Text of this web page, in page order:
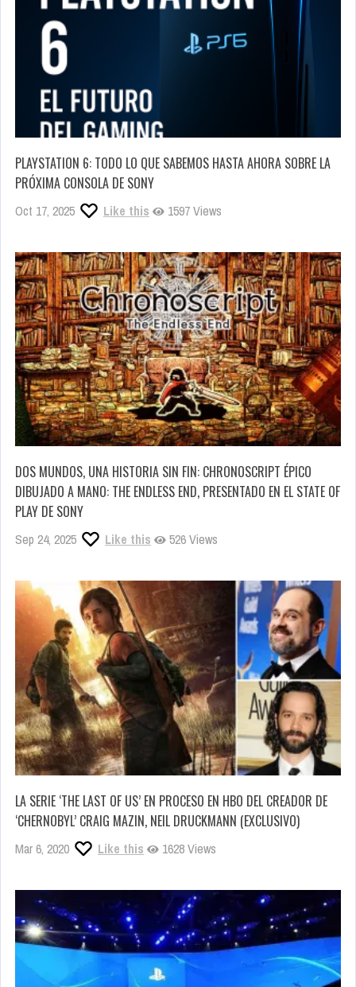
PLAYSTATION 6: TODO LO QUE SABEMOS HASTA AHORA SOBRE LA
PRÓXIMA CONSOLA DE SONY
Oct 17, 2025 Like this 1597 Views
DOS MUNDOS, UNA HISTORIA SIN FIN: CHRONOSCRIPT ÉPICO
DIBUJADO A MANO: THE ENDLESS END, PRESENTADO EN EL STATE OF
PLAY DE SONY
Sep 24, 2025 Like this 526 Views
LA SERIE ‘THE LAST OF US’ EN PROCESO EN HBO DEL CREADOR DE
‘CHERNOBYL’ CRAIG MAZIN, NEIL DRUCKMANN (EXCLUSIVO)
Mar 6, 2020 Like this 1628 Views